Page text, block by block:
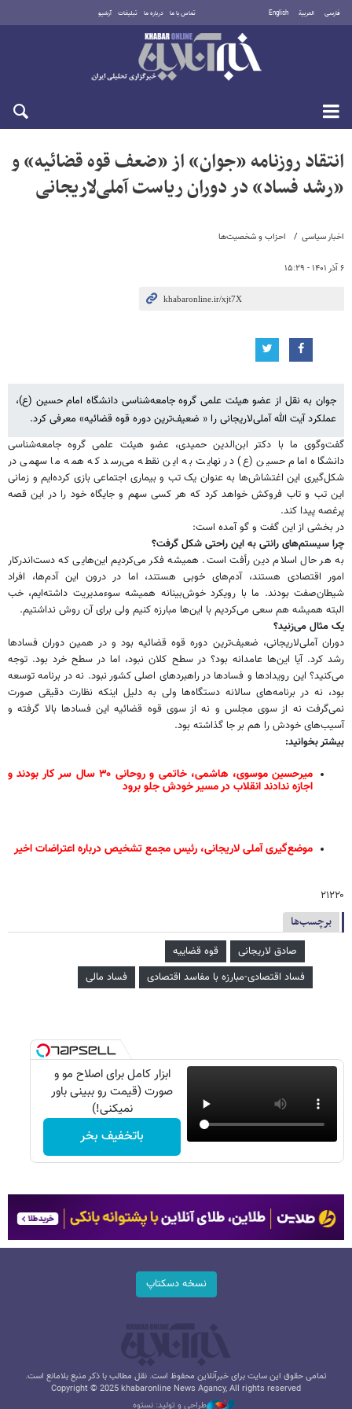
فارسی العربية English تماس با ما درباره ما تبلیغات آرشیو
شنبه ۱۷ مرداد ۱۴۰۵
اخبار سیاسی احزاب و شخصیت‌ها
۶ آذر ۱۴۰۱ - ۱۵:۲۹
انتقاد روزنامه «جوان» از «ضعف قوه قضائیه» و
«رشد فساد» در دوران ریاست آملی‌لاریجانی
جوان به نقل از عضو هیئت علمی گروه جامعه‌شناسی دانشگاه امام حسین (ع)،
عملکرد آیت الله آملی‌لاریجانی را « ضعیف‌ترین دوره قوه قضائیه» معرفی کرد.
گفت‌وگوی ما با دکتر ابن‌الدین حمیدی، عضو هیئت علمی گروه جامعه‌شناسی
دانشگاه امام حسین (ع) در نهایت به این نقطه می‌رسد که همه ما سهمی در
شکل‌گیری این اغتشاش‌ها به عنوان یک تب و بیماری اجتماعی بازی کرده‌ایم و زمانی
این تب و تاب فروکش خواهد کرد که هر کسی سهم و جایگاه خود را در این قصه
پرغصه پیدا کند.
در بخشی از این گفت و گو آمده است:
چرا سیستم‌های رانتی به این راحتی شکل گرفت؟
به هر حال اسلام دین رأفت است. همیشه فکر می‌کردیم این‌هایی که دست‌اندرکار
امور اقتصادی هستند، آدم‌های خوبی هستند، اما در درون این آدم‌ها، افراد
شیطان‌صفت بودند. ما با رویکرد خوش‌بینانه همیشه سوءمدیریت داشته‌ایم، خب
البته همیشه هم سعی می‌کردیم با این‌ها مبارزه کنیم ولی برای آن روش نداشتیم.
یک مثال می‌زنید؟
دوران آملی‌لاریجانی، ضعیف‌ترین دوره قوه قضائیه بود و در همین دوران فسادها
رشد کرد. آیا این‌ها عامدانه بود؟ در سطح کلان نبود، اما در سطح خرد بود. توجه
می‌کنید؟ این رویدادها و فسادها در راهبردهای اصلی کشور نبود. نه در برنامه توسعه
بود، نه در برنامه‌های سالانه دستگاه‌ها ولی به دلیل اینکه نظارت دقیقی صورت
نمی‌گرفت نه از سوی مجلس و نه از سوی قوه قضائیه این فسادها بالا گرفته و
آسیب‌های خودش را هم بر جا گذاشته بود.
بیشتر بخوانید:
میرحسین موسوی، هاشمی، خاتمی و روحانی ۳۰ سال سر کار بودند و
اجازه ندادند انقلاب در مسیر خودش جلو برود
موضع‌گیری آملی لاریجانی، رئیس مجمع تشخیص درباره اعتراضات اخیر
۲۱۲۲۰
برچسب‌ها
صادق لاریجانی
قوه قضاییه
فساد اقتصادی-مبارزه با مفاسد اقتصادی
فساد مالی
ابزار کامل برای اصلاح مو و
صورت (قیمت رو ببینی باور
نمیکنی!)
باتخفیف بخر
نسخه دسکتاپ
تمامی حقوق این سایت برای خبرآنلاین محفوظ است. نقل مطالب با ذکر منبع بلامانع است.
Copyright © 2025 khabaronline News Agancy, All rights reserved
طراحی و تولید: نستوه